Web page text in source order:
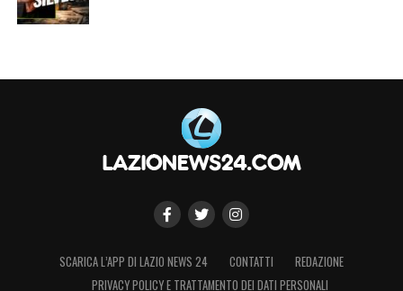
SCARICA L’APP DI LAZIO NEWS 24 CONTATTI
REDAZIONE
PRIVACY POLICY E TRATTAMENTO DEI DATI PERSONALI